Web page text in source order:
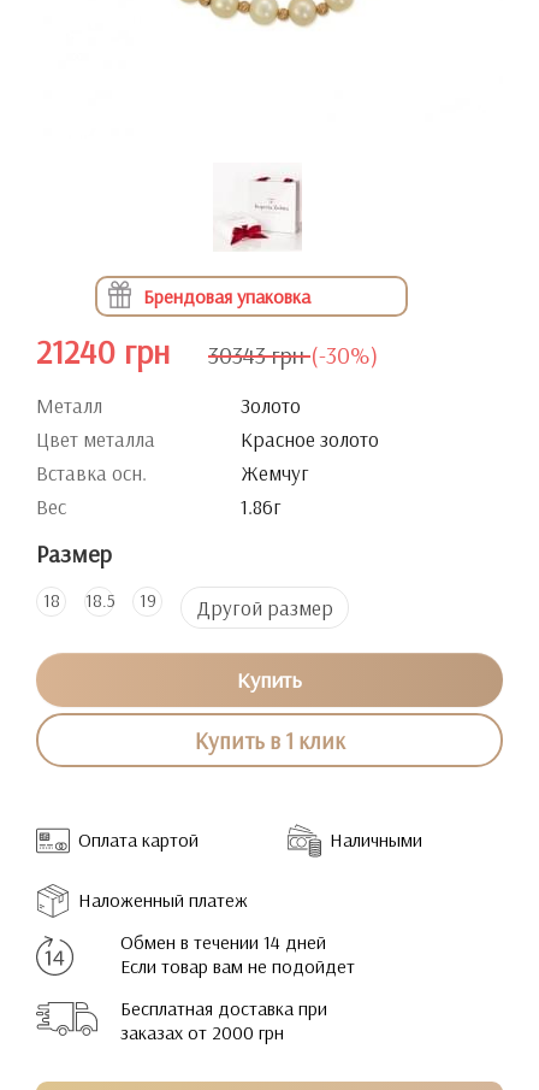
Брендовая упаковка
21240 грн 30343 грн (-30%)
Металл
Золото
Цвет металла
Красное золото
Вставка осн.
Жемчуг
Вес
1.86г
Размер
18 18.5 19 Другой размер
Купить
Купить в 1 клик
Оплата картой Наличными
Наложенный платеж
Обмен в течении 14 дней
Если товар вам не подойдет
Бесплатная доставка при
заказах от 2000 грн